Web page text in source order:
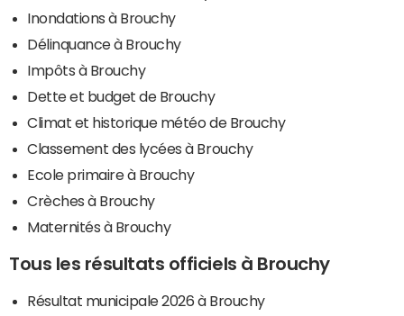
Inondations à Brouchy
Délinquance à Brouchy
Impôts à Brouchy
Dette et budget de Brouchy
Climat et historique météo de Brouchy
Classement des lycées à Brouchy
Ecole primaire à Brouchy
Crèches à Brouchy
Maternités à Brouchy
Tous les résultats officiels à Brouchy
Résultat municipale 2026 à Brouchy